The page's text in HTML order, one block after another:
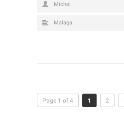
Michel
Malaga
Page 1 of 4 1 2